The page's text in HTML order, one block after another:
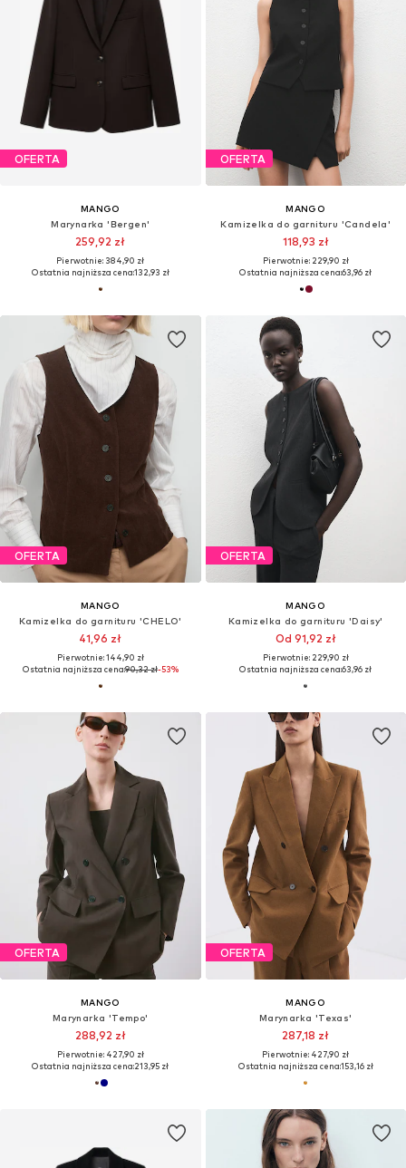
OFERTA
MANGO
Marynarka 'Bergen'
259,92 zł
Pierwotnie: 384,90 zł
Ostatnia najniższa cena:132,93 zł
OFERTA
MANGO
Kamizelka do garnituru 'Candela'
118,93 zł
Pierwotnie: 229,90 zł
Ostatnia najniższa cena:63,96 zł
OFERTA
MANGO
Kamizelka do garnituru 'CHELO'
41,96 zł
Pierwotnie: 144,90 zł
Ostatnia najniższa cena:90,32 zł-53%
OFERTA
MANGO
Kamizelka do garnituru 'Daisy'
Od 91,92 zł
Pierwotnie: 229,90 zł
Ostatnia najniższa cena:63,96 zł
OFERTA
MANGO
Marynarka 'Tempo'
288,92 zł
Pierwotnie: 427,90 zł
Ostatnia najniższa cena:213,95 zł
OFERTA
MANGO
Marynarka 'Texas'
287,18 zł
Pierwotnie: 427,90 zł
Ostatnia najniższa cena:153,16 zł